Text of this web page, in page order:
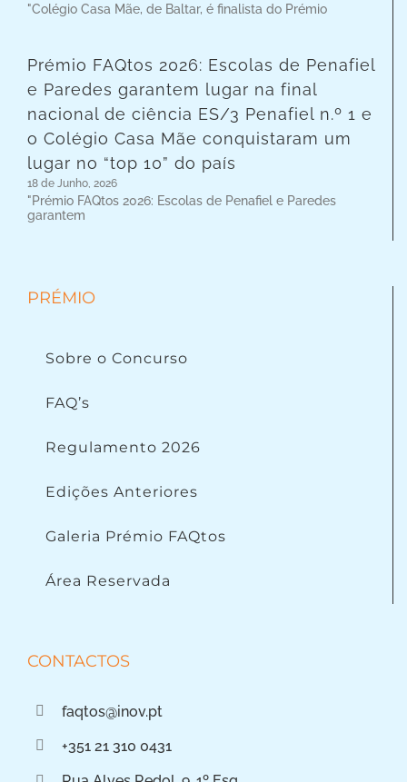
"Colégio Casa Mãe, de Baltar, é finalista do Prémio
Prémio FAQtos 2026: Escolas de Penafiel
e Paredes garantem lugar na final
nacional de ciência ES/3 Penafiel n.º 1 e
o Colégio Casa Mãe conquistaram um
lugar no “top 10” do país
18 de Junho, 2026
"Prémio FAQtos 2026: Escolas de Penafiel e Paredes
garantem
PRÉMIO
Sobre o Concurso
FAQ’s
Regulamento 2026
Edições Anteriores
Galeria Prémio FAQtos
Área Reservada
CONTACTOS
faqtos@inov.pt
+351 21 310 0431